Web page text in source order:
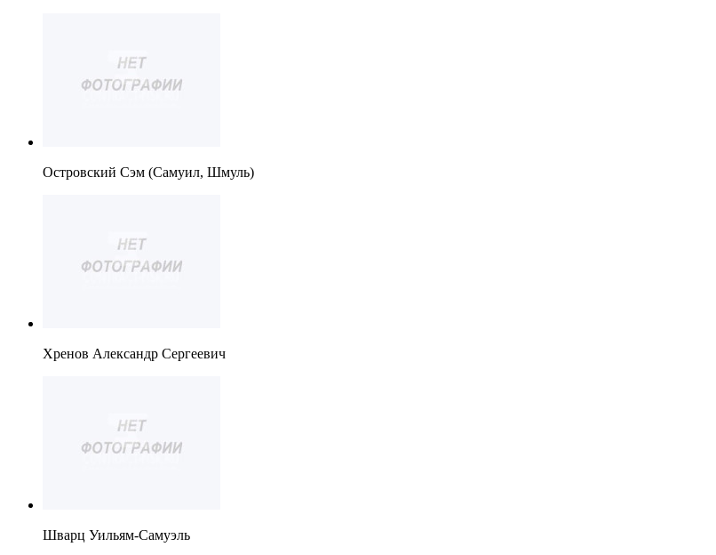
Островский Сэм (Самуил, Шмуль)
Хренов Александр Сергеевич
Шварц Уильям-Самуэль